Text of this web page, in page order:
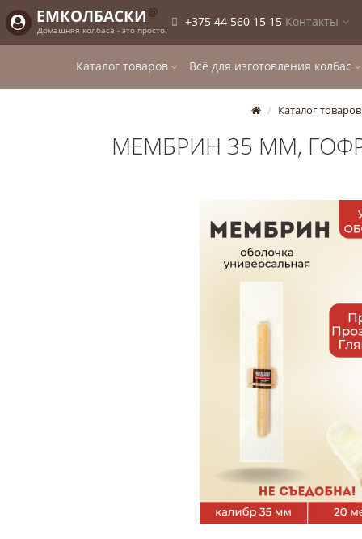
ЕМКОЛБАСКИ @
Домашняя колбаса - это просто!
+375 44 560 15 15 Контакты
Каталог товаров Всё для изготовления колбас
Каталог товаров
МЕМБРИН 35 ММ,